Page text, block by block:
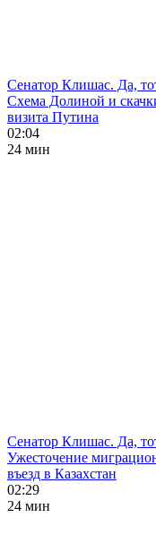
Сенатор Клишас. Да,
Схема Долиной и
визита Путина
02:04
24 мин
Сенатор Клишас. Да,
Ужесточение
въезд в Казахстан
02:29
24 мин